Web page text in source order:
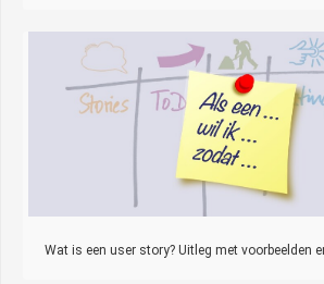
Wat is een user story? Uitleg met voorbeelden